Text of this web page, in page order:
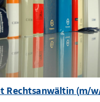
Rechtsanwältin (m/